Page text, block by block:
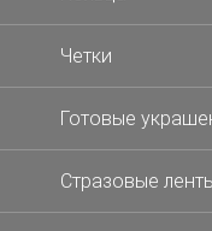
Четки
Готовые
Стразовые